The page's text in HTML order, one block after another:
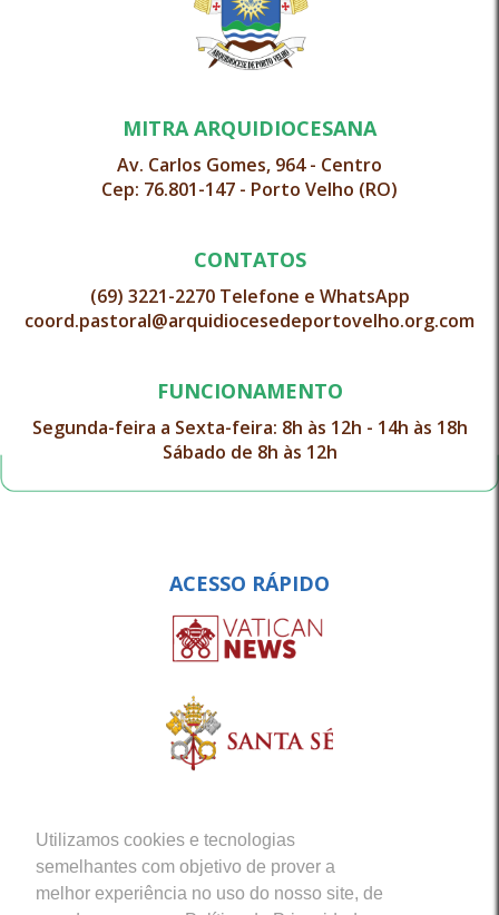
Utilizamos cookies e tecnologias
semelhantes com objetivo de prover a
melhor experiência no uso do nosso site, de
MITRA ARQUIDIOCESANA
Av. Carlos Gomes, 964 - Centro
Cep: 76.801-147 - Porto Velho (RO)
CONTATOS
(69) 3221-2270 Telefone e WhatsApp
coord.pastoral@arquidiocesedeportovelho.org.com
FUNCIONAMENTO
Segunda-feira a Sexta-feira: 8h às 12h - 14h às 18h
Sábado de 8h às 12h
ACESSO RÁPIDO